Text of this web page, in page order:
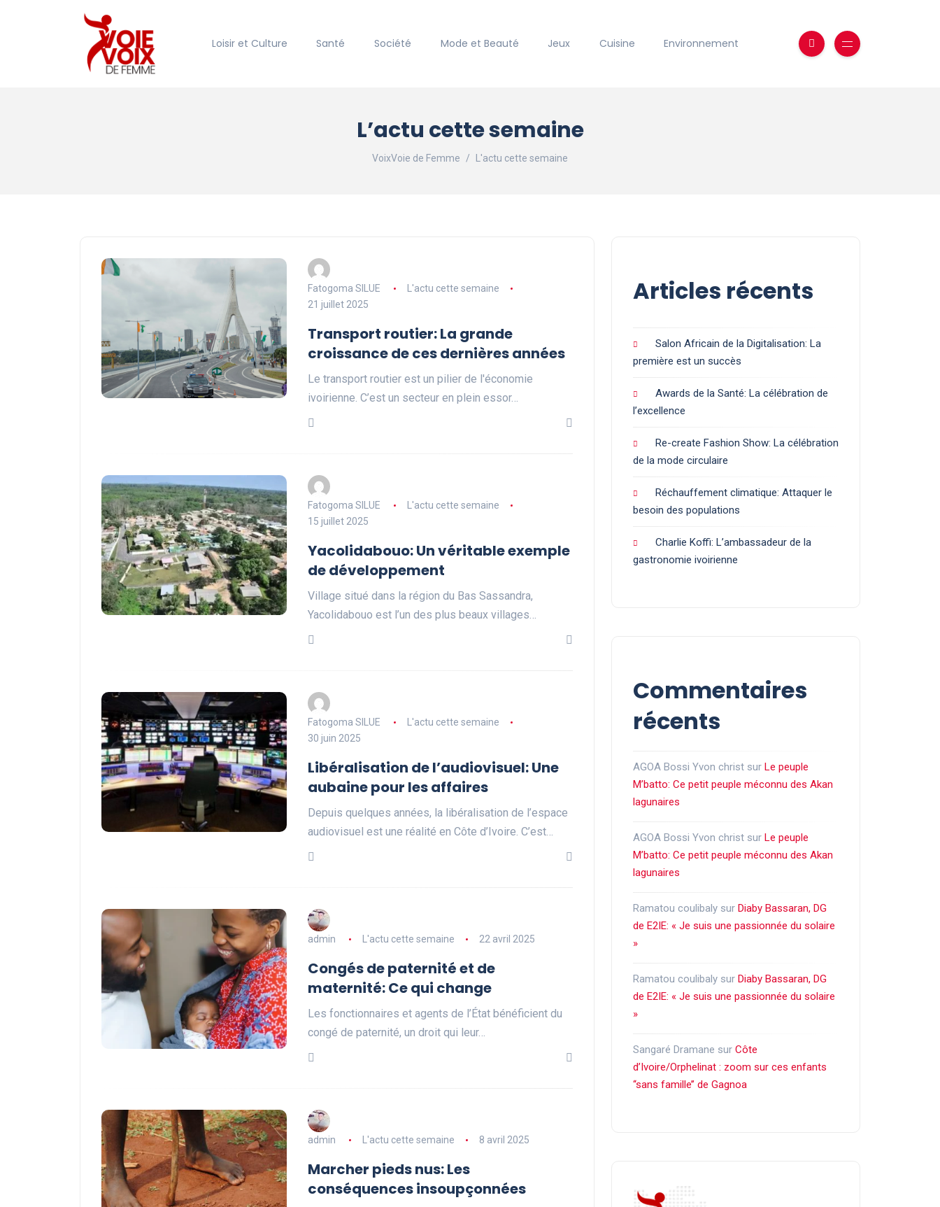
Loisir et Culture Santé Société Mode et Beauté Jeux Cuisine Environnement
L’actu cette semaine
VoixVoie de Femme L'actu cette semaine
Fatogoma SILUE
L'actu cette semaine
21 juillet 2025
Transport routier: La grande
croissance de ces dernières années
Le transport routier est un pilier de l'économie
ivoirienne. C’est un secteur en plein essor…
Fatogoma SILUE
L'actu cette semaine
15 juillet 2025
Yacolidabouo: Un véritable exemple
de développement
Village situé dans la région du Bas Sassandra,
Yacolidabouo est l’un des plus beaux villages…
Fatogoma SILUE
L'actu cette semaine
30 juin 2025
Libéralisation de l’audiovisuel: Une
aubaine pour les affaires
Depuis quelques années, la libéralisation de l’espace
audiovisuel est une réalité en Côte d’Ivoire. C’est…
admin L'actu cette semaine 22 avril 2025
Congés de paternité et de
maternité: Ce qui change
Les fonctionnaires et agents de l’État bénéficient du
congé de paternité, un droit qui leur…
admin L'actu cette semaine 8 avril 2025
Marcher pieds nus: Les
conséquences insoupçonnées
Articles récents
Salon Africain de la Digitalisation: La
première est un succès
Awards de la Santé: La célébration de
l’excellence
Re-create Fashion Show: La célébration
de la mode circulaire
Réchauffement climatique: Attaquer le
besoin des populations
Charlie Koffi: L’ambassadeur de la
gastronomie ivoirienne
Commentaires
récents
AGOA Bossi Yvon christ sur Le peuple
M’batto: Ce petit peuple méconnu des Akan
lagunaires
AGOA Bossi Yvon christ sur Le peuple
M’batto: Ce petit peuple méconnu des Akan
lagunaires
Ramatou coulibaly sur Diaby Bassaran, DG
de E2IE: « Je suis une passionnée du solaire
»
Ramatou coulibaly sur Diaby Bassaran, DG
de E2IE: « Je suis une passionnée du solaire
»
Sangaré Dramane sur Côte
d’Ivoire/Orphelinat : zoom sur ces enfants
‘‘sans famille’’ de Gagnoa